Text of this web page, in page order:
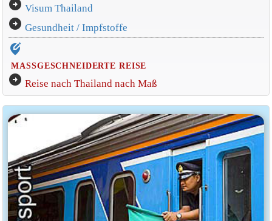
arrow_circle_right Visum Thailand
arrow_circle_right Gesundheit / Impfstoffe
edit_location_alt
MASSGESCHNEIDERTE REISE
arrow_circle_right Reise nach Thailand nach Maß